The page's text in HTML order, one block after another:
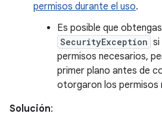
permisos durante el uso.
Es posible que
SecurityException
permisos necesarios,
primer plano antes de
otorgaron los permisos
Solución: